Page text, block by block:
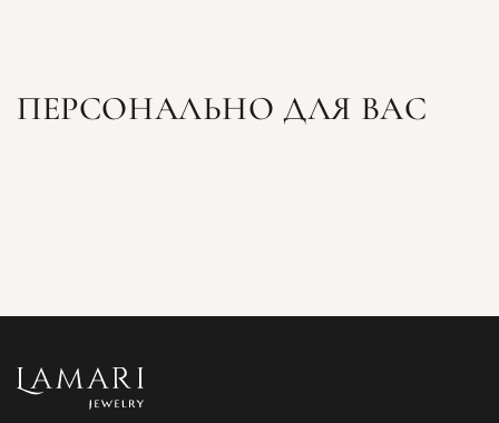
ПЕРСОНАЛЬНО ДЛЯ ВАС